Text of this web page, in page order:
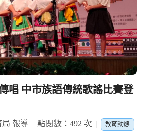
唱 中市族語傳統歌謠比賽登
局 報導 點閱數：492 次 教育動態